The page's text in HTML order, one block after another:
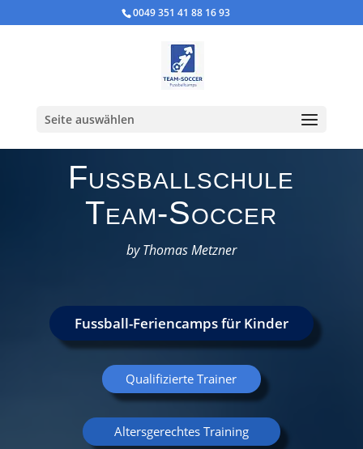
0049 351 41 88 16 93
Seite auswählen
Fußballschule
Team-Soccer
by Thomas Metzner
Fussball-Feriencamps für Kinder
Qualifizierte Trainer
Altersgerechtes Training